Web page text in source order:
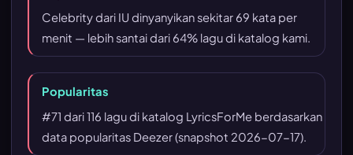
Celebrity dari IU dinyanyikan sekitar 69 kata per
menit — lebih santai dari 64% lagu di katalog kami.
Popularitas
#71 dari 116 lagu di katalog LyricsForMe berdasarkan
data popularitas Deezer (snapshot 2026-07-17).